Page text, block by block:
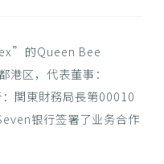
的Queen Bee
区，代表董事：
関東財務局長第00010
银行签署了业务合作